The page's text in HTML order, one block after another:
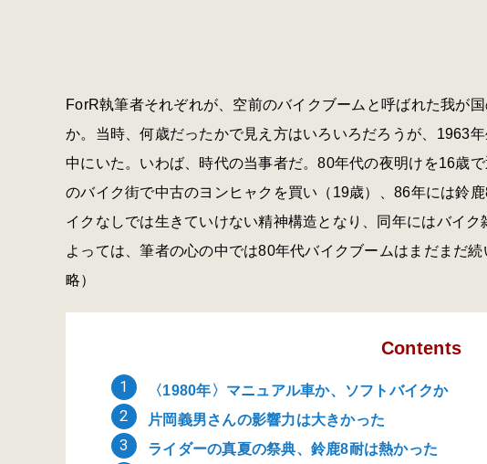
ForR執筆者それぞれが、空前のバイクブームと呼ばれた我が
か。当時、何歳だったかで見え方はいろいろだろうが、1963
中にいた。いわば、時代の当事者だ。80年代の夜明けを16歳
のバイク街で中古のヨンヒャクを買い（19歳）、86年には鈴
イクなしでは生きていけない精神構造となり、同年にはバイ
よっては、筆者の心の中では80年代バイクブームはまだまだ
略）
Contents
〈1980年〉マニュアル車か、ソフトバイクか
片岡義男さんの影響力は大きかった
ライダーの真夏の祭典、鈴鹿8耐は熱かった